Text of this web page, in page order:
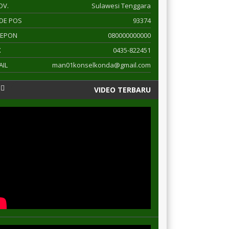
Sulawesi Tenggara
POS
93374
080000000000
0435-822451
man01konselkonda@gmail.com
VIDEO TERBARU